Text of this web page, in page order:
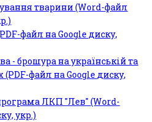
тварини (Word-файл
файл на Google диску,
- брошура на українській та
(PDF-файл на Google диску,
ЛКП "Лев" (Word-
укр.)